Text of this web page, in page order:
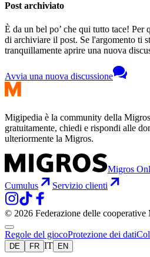
Post archiviato
È da un bel po’ che qui tutto tace! Per
di archiviare il post. Se l'argomento ti
tranquillamente aprire una nuova
Avvia una nuova discussione
Migipedia è la community della
gratuitamente, chiedi e rispondi alle
ulteriormente la Migros.
Migros
Cumulus
Servizio clienti
© 2026 Federazione delle cooperative
Regole del giocoProtezione dei dati
DE FR IT EN